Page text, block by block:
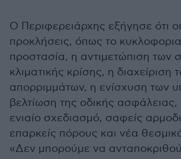
Ο Περιφερειάρχης εξήγησε ότι
προκλήσεις, όπως το
προστασία, η αντιμετώπιση των
κλιματικής κρίσης, η διαχείριση
απορριμμάτων, η ενίσχυση των
βελτίωση της οδικής ασφάλειας,
ενιαίο σχεδιασμό, σαφείς
επαρκείς πόρους και νέα
«Δεν μπορούμε να